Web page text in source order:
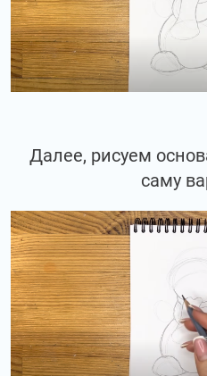
Далее, рисуем
саму